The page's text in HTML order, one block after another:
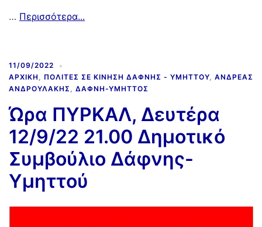
… Περισσότερα...
11/09/2022
ΑΡΧΙΚΉ , ΠΟΛΊΤΕΣ ΣΕ ΚΊΝΗΣΗ ΔΆΦΝΗΣ - ΥΜΗΤΤΟΎ, ΑΝΔΡΈΑΣ
ΑΝΔΡΟΥΛΆΚΗΣ , ΔΆΦΝΗ-ΥΜΗΤΤΌΣ
Ώρα ΠΥΡΚΑΛ, Δευτέρα
12/9/22 21.00 Δημοτικό
Συμβούλιο Δάφνης-
Υμηττού